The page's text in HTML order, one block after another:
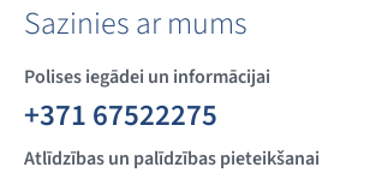
Sazinies ar mums
Polises iegādei un informācijai
+371 67522275
Atlīdzības un palīdzības pieteikšanai